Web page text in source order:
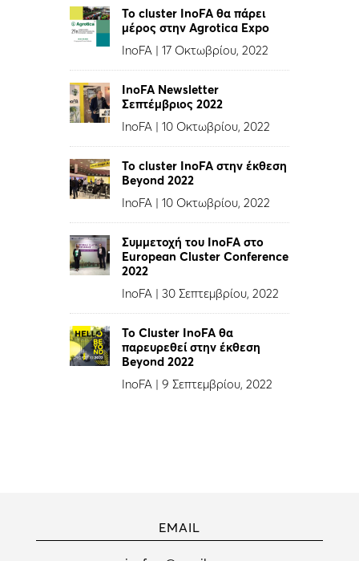
Το cluster InoFA θα πάρει
μέρος στην Agrotica Expo
InoFA |17 Οκτωβρίου, 2022
InoFA Newsletter
Σεπτέμβριος 2022
InoFA |10 Οκτωβρίου, 2022
Το cluster InoFA στην έκθεση
Beyond 2022
InoFA |10 Οκτωβρίου, 2022
Συμμετοχή του InoFA στο
European Cluster Conference
2022
InoFA |30 Σεπτεμβρίου, 2022
Το Cluster InoFA θα
παρευρεθεί στην έκθεση
Beyond 2022
InoFA |9 Σεπτεμβρίου, 2022
EMAIL